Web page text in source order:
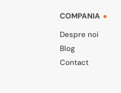
COMPANIA
Despre noi
Blog
Contact